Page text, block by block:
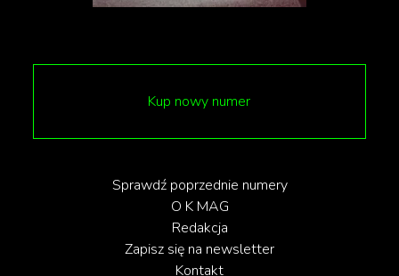
Nowa wizytówka Bydgoszczy
restaurację Monka w Młynach Rothera. „Woda”
wizytówkę regionu.
tekst: Sebastian Oksińciuk
Kup nowy numer
Sprawdź poprzednie numery
O K MAG
Redakcja
Zapisz się na newsletter
Kontakt